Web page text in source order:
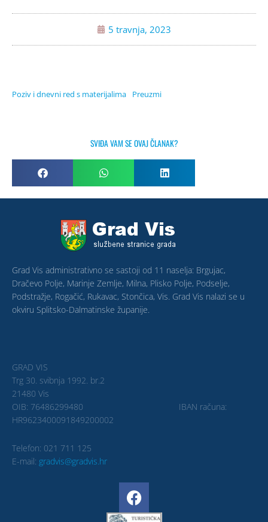
5 travnja, 2023
Poziv i dnevni red s materijalima Preuzmi
SVIĐA VAM SE OVAJ ČLANAK?
Grad Vis administrativno se sastoji od 11 naselja: Brgujac,
Dračevo Polje, Marinje Zemlje, Milna, Plisko Polje, Podselje,
Podstražje, Rogačić, Rukavac, Stončica, Vis. Grad Vis nalazi se u
okviru Splitsko-Dalmatinske županije.
GRAD VIS
Trg 30. svibnja 1992. br.2
21480 Vis
OIB: 76486299480 IBAN računa:
HR9623400091849200002
Telefon: 021 711 125
E-mail: gradvis@gradvis.hr
F
a